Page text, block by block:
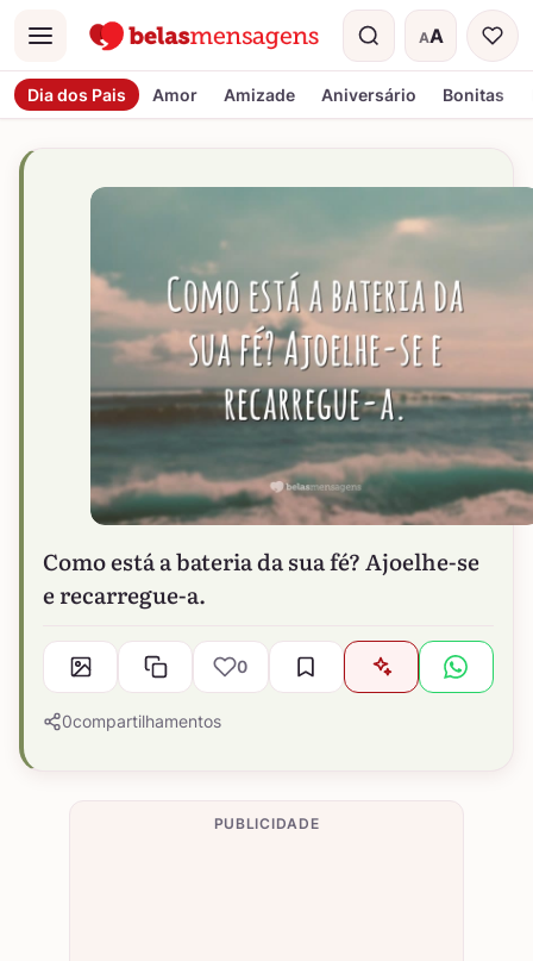
Menu AA
Tamanho do
Dia dos Pais Amor Amizade Aniversário Bonitas
Como está a bateria da sua fé? Ajoelhe-se
e recarregue-a.
0
0compartilhamentos
PUBLICIDADE